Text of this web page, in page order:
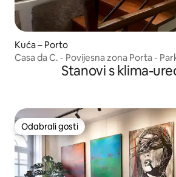
Kuća – Porto
Casa da C. - Povijesna zona Porta -
Stanovi s klima-
Odabrali gosti
Odabrali gosti